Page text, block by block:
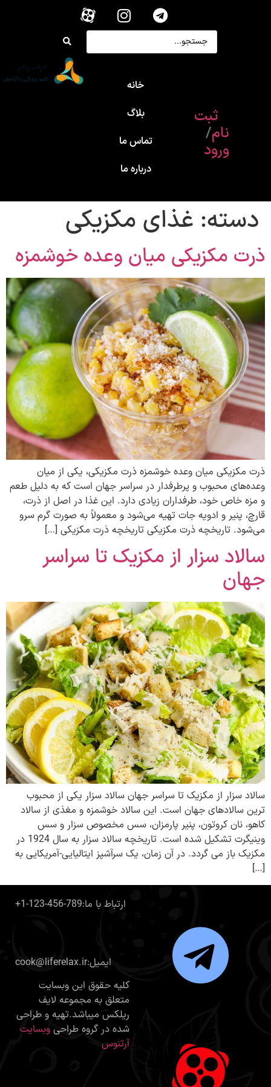
ثبت
نام/
ورود
خانه
بلاگ
تماس ما
درباره ما
دسته: غذای مکزیکی
ذرت مکزیکی میان وعده خوشمزه
ذرت مکزیکی میان وعده خوشمزه ذرت مکزیکی، یکی از میان
وعده‌های محبوب و پرطرفدار در سراسر جهان است که به دلیل طعم
و مزه خاص خود، طرفداران زیادی دارد. این غذا در اصل از ذرت،
قارچ، پنیر و ادویه جات تهیه می‌شود و معمولاً به صورت گرم سرو
می‌شود. تاریخچه ذرت مکزیکی تاریخچه ذرت مکزیکی […]
سالاد سزار از مکزیک تا سراسر
جهان
سالاد سزار از مکزیک تا سراسر جهان سالاد سزار یکی از محبوب
ترین سالادهای جهان است. این سالاد خوشمزه و مغذی از سالاد
کاهو، نان کروتون، پنیر پارمزان، سس مخصوص سزار و سس
وینیگرت تشکیل شده است. تاریخچه سالاد سزار به سال 1924 در
مکزیک باز می گردد. در آن زمان، یک سرآشپز ایتالیایی-آمریکایی به
[…]
+1-123-456-789:ارتباط با ما
cook@liferelax.ir:ایمیل
کلیه حقوق این وبسایت
متعلق به مجموعه لایف
ریلکس میباشد.تهیه و طراحی
شده در گروه طراحی وبسایت
آرتنوس